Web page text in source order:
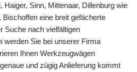
Haiger, Sinn, Mittenaar, Dillenburg wie
eine breit gefächerte
Suche nach vielfältigen
werden Sie bei unserer Firma
Ihnen Werkzeugwägen
und zügig Anlieferung kommt